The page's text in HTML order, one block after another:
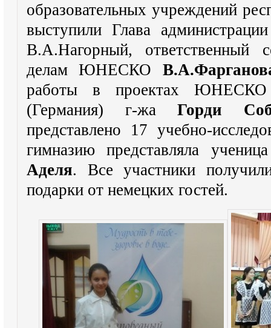
образовательных учреждений
выступили Глава
В.А.Нагорный, ответственный
делам ЮНЕСКО
работы в проектах ЮНЕСКО
(Германия) г-жаГорди
представлено 17 учебно-
гимназию представляла
Аделя. Все участники
подарки от немецких гостей.